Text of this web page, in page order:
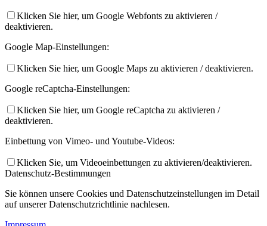
Klicken Sie hier, um Google Webfonts zu aktivieren /
deaktivieren.
Google Map-Einstellungen:
Klicken Sie hier, um Google Maps zu aktivieren / deaktivieren.
Google reCaptcha-Einstellungen:
Klicken Sie hier, um Google reCaptcha zu aktivieren /
deaktivieren.
Einbettung von Vimeo- und Youtube-Videos:
Klicken Sie, um Videoeinbettungen zu aktivieren/deaktivieren.
Datenschutz-Bestimmungen
Sie können unsere Cookies und Datenschutzeinstellungen im Detail
auf unserer Datenschutzrichtlinie nachlesen.